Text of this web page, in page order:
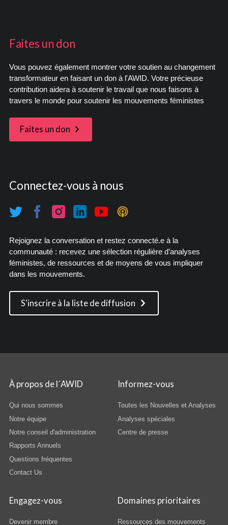
Faites un don
Vous pouvez également montrer votre soutien au changement
transformateur en faisant un don à l'AWID. Votre précieuse
contribution aidera à soutenir le travail que nous faisons à
travers le monde pour soutenir les mouvements féministes
Faites un don
Connectez-vous à nous
Rejoignez la conversation et restez connecté.e à la
communauté : recevez une sélection régulière d’analyses
féministes, de ressources et de moyens de vous impliquer
dans les mouvements.
S'inscrire à la liste de diffusion
À propos de l´AWID
Qui nous sommes
Notre équipe
Notre conseil d'administration
Rapports Annuels
Questions fréquentes
Contact Us
Informez-vous
Toutes les Nouvelles et Analyses
Analyses spéciales
Centre de presse
Engagez-vous
Devenir membre
Domaines prioritaires
Ressources des mouvements